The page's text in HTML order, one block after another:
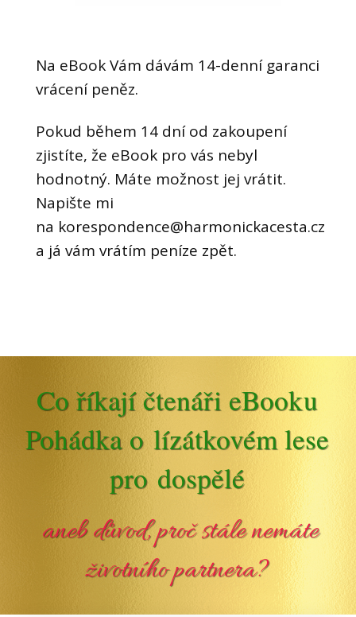
Na eBook Vám dávám 14-denní garanci
vrácení peněz.
Pokud během 14 dní od zakoupení
zjistíte, že eBook pro vás nebyl
hodnotný. Máte možnost jej vrátit.
Napište mi
na korespondence@harmonickacesta.cz
a já vám vrátím peníze zpět.
Co říkají čtenáři eBooku
Pohádka o lízátkovém lese
pro dospělé
aneb důvod, proč stále nemáte
životního partnera?